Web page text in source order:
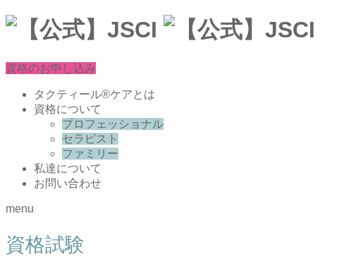
資格のお申し込み
タクティール®ケアとは
資格について
プロフェッショナル
セラピスト
ファミリー
私達について
お問い合わせ
menu
資格試験